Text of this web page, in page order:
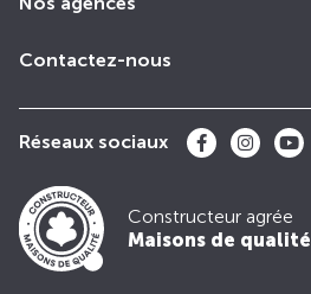
Contactez-nous
Réseaux sociaux
Constructeur agrée
Maisons de qualité